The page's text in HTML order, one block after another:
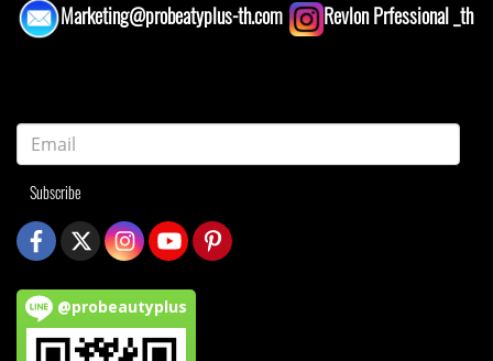
Marketing@probeatyplus-th.com
Revlon Prfessional _th
Subscribe
@probeautyplus